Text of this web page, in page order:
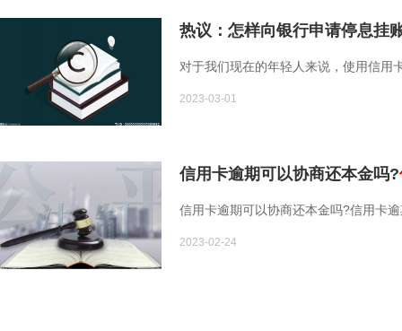
热议：怎样向银行申请停息挂
对于我们现在的年轻人来说，使用信用
2023-03-01
信用卡逾期可以协商还本金吗?
信用卡逾期可以协商还本金吗?信用卡
2023-02-24